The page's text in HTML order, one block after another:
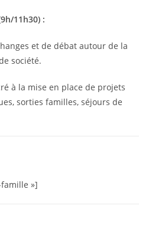
11h30) :
et de débat autour de la
société.
à la mise en place de projets
sorties familles, séjours de
»]